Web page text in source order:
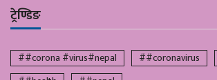
ट्रेण्डिङ
##corona #virus#nepal ##coronavirus